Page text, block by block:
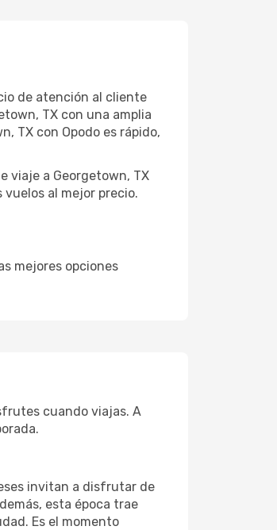
de atención al cliente
TX con una amplia
TX con Opodo es rápido,
viaje a Georgetown, TX
al mejor precio.
mejores opciones
cuando viajas. A
invitan a disfrutar de
esta época trae
Es el momento